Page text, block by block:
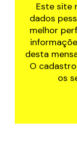
Este site
dados
melhor
desta
O
os